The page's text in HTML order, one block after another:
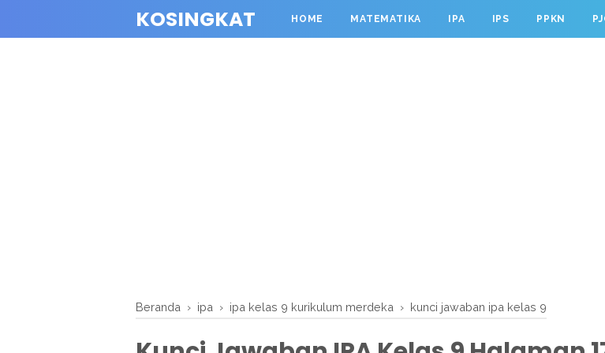
KOSINGKAT HOME MATEMATIKA IPA IPS PPKN
Beranda › ipa › ipa kelas 9 kurikulum merdeka › kunci jawaban ipa kelas 9